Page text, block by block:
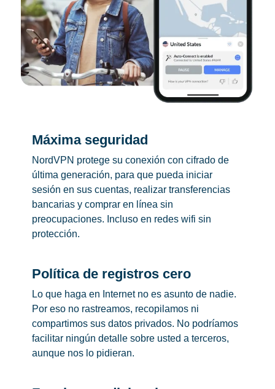
Máxima seguridad
NordVPN protege su conexión con cifrado de
última generación, para que pueda iniciar
sesión en sus cuentas, realizar transferencias
bancarias y comprar en línea sin
preocupaciones. Incluso en redes wifi sin
protección.
Política de registros cero
Lo que haga en Internet no es asunto de nadie.
Por eso no rastreamos, recopilamos ni
compartimos sus datos privados. No podríamos
facilitar ningún detalle sobre usted a terceros,
aunque nos lo pidieran.